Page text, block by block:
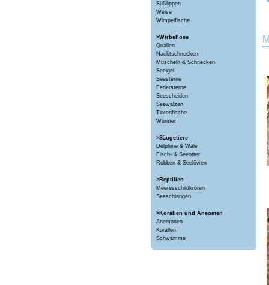
Süßlippen
Welse
Wimpelfische
>Wirbellose
Quallen
Nacktschnecken
Muscheln & Schnecken
Seeigel
Seesterne
Federsterne
Seescheiden
Seewalzen
Tintenfische
Würmer
>Säugetiere
Delphine & Wale
Fisch- & Seeotter
Robben & Seelöwen
>Reptilien
Meeresschildkröten
Seeschlangen
>Korallen und Aneomen
Anemonen
Korallen
Schwämme